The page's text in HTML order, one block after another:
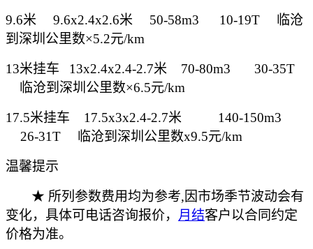
9.6米 9.6x2.4x2.6米 50-58m3 10-19T
临沧
到深圳公里数×5.2元/km
13米挂车 13x2.4x2.4-2.7米 70-80m3
30-35T
临沧到深圳公里数×6.5元/km
17.5米挂车 17.5x3x2.4-2.7米
140-150m3
26-31T
临沧到深圳公里数x9.5元/km
温馨提示
★ 所列参数费用均为参考,因市场季节波动会有
变化，具体可电话咨询报价， 月结客户以合同约定
价格为准。